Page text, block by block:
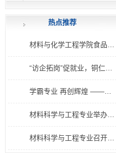
热点推荐
材料与化学工程学院食品安全社食品营养知识讲座
“访企拓岗”促就业，铜仁学院在行动
学霸专业 再创辉煌 ——材料与化学工程学院2018级食品科学与工程专业考研上线分数稳
材料科学与工程专业举办考研学习交流会
材料科学与工程专业召开专业交流会